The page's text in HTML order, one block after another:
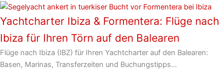
Yachtcharter Ibiza & Formentera: Flüge nach
Ibiza für Ihren Törn auf den Balearen
Flüge nach Ibiza (IBZ) für Ihren Yachtcharter auf den Balearen:
Basen, Marinas, Transferzeiten und Buchungstipps...